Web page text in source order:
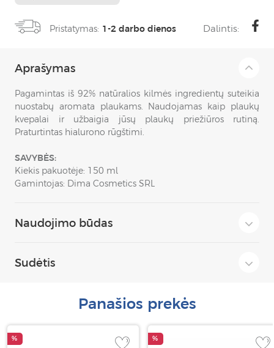
Pristatymas: 1-2 darbo dienos Dalintis:
Aprašymas
Pagamintas iš 92% natūralios kilmės ingredientų suteikia
nuostabų aromata plaukams. Naudojamas kaip plaukų
kvepalai ir užbaigia jūsų plaukų priežiūros rutiną.
Praturtintas hialurono rūgštimi.
SAVYBĖS:
Kiekis pakuotėje: 150 ml
Gamintojas: Dima Cosmetics SRL
Naudojimo būdas
Sudėtis
Panašios prekės
% %